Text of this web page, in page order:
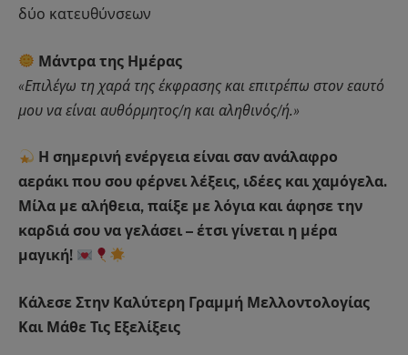
δύο κατευθύνσεων
Μάντρα της Ημέρας
«Επιλέγω τη χαρά της έκφρασης και επιτρέπω στον εαυτό
μου να είναι αυθόρμητος/η και αληθινός/ή.»
Η σημερινή ενέργεια είναι σαν ανάλαφρο
αεράκι που σου φέρνει λέξεις, ιδέες και χαμόγελα.
Μίλα με αλήθεια, παίξε με λόγια και άφησε την
καρδιά σου να γελάσει – έτσι γίνεται η μέρα
μαγική!
Κάλεσε Στην Καλύτερη Γραμμή Μελλοντολογίας
Και Μάθε Τις Εξελίξεις